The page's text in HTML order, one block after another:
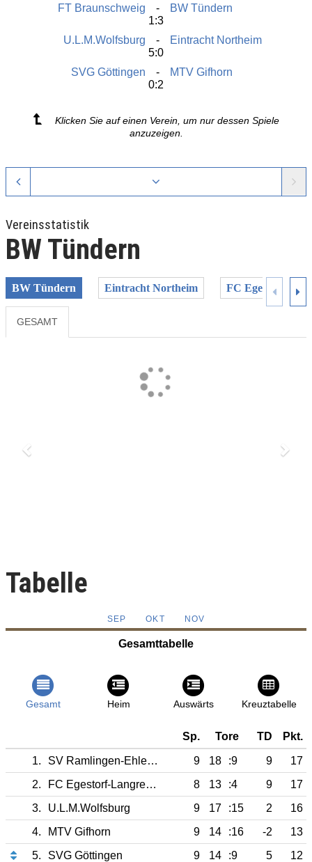
FT Braunschweig
BW Tündern
1:3
U.L.M.Wolfsburg
Eintracht Northeim
5:0
SVG Göttingen
MTV Gifhorn
0:2
Klicken Sie auf einen Verein, um nur dessen Spiele
anzuzeigen.
Vereinsstatistik
BW Tündern
BW Tündern Eintracht Northeim FC Egestorf-
GESAMT
Tabelle
SEP OKT NOV
Gesamttabelle
Gesamt Heim Auswärts Kreuztabelle
Sp. Tore TD Pkt.
1. SV Ramlingen-Ehlershausen 9 18 :9 9
17
2.
FC Egestorf-Langreder 8 13 :4 9
17
3.
U.L.M.Wolfsburg 9 17 :15 2
16
4.
MTV Gifhorn 9 14 :16 -2
13
5.
SVG Göttingen 9 14 :9 5
12